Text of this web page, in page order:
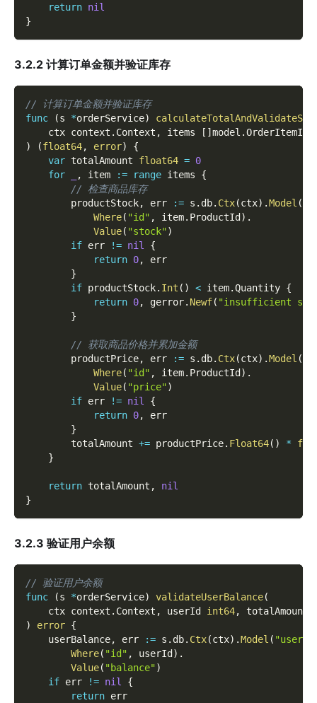
return nil
}
3.2.2 计算订单金额并验证库存
// 计算订单金额并验证库存
func
(s *orderService)
	ctx context
. Context , items [ ] model .
)
(float64, error)
{
var totalAmount float64 = 0
for
, item := range items {
// 检查商品库存
        productStock
, err := s . db. Ctx(ctx) .Model (
Where( "id" , item. ProductId ) .
Value( "stock")
if err != nil
{
return 0,
err
}
if productStock. Int ( ) < item.Quantity {
return 0, gerror. Newf( "insufficient
}
// 获取商品价格并累加金额
        productPrice
, err := s . db. Ctx(ctx) .Model (
Where( "id" , item. ProductId ) .
Value( "price")
if err != nil
{
return 0,
err
}
        totalAmount
+= productPrice. Float64( ) *
}
return totalAmount ,
nil
}
3.2.3 验证用户余额
// 验证用户余额
func
(s *orderService) validateUserBalance(
	ctx context
. Context , userId int64, totalAmount
)
error {
    userBalance
, err := s . db. Ctx(ctx) .Model ( "users"
Where( "id" , userId ) .
Value( "balance")
if err != nil
{
return err